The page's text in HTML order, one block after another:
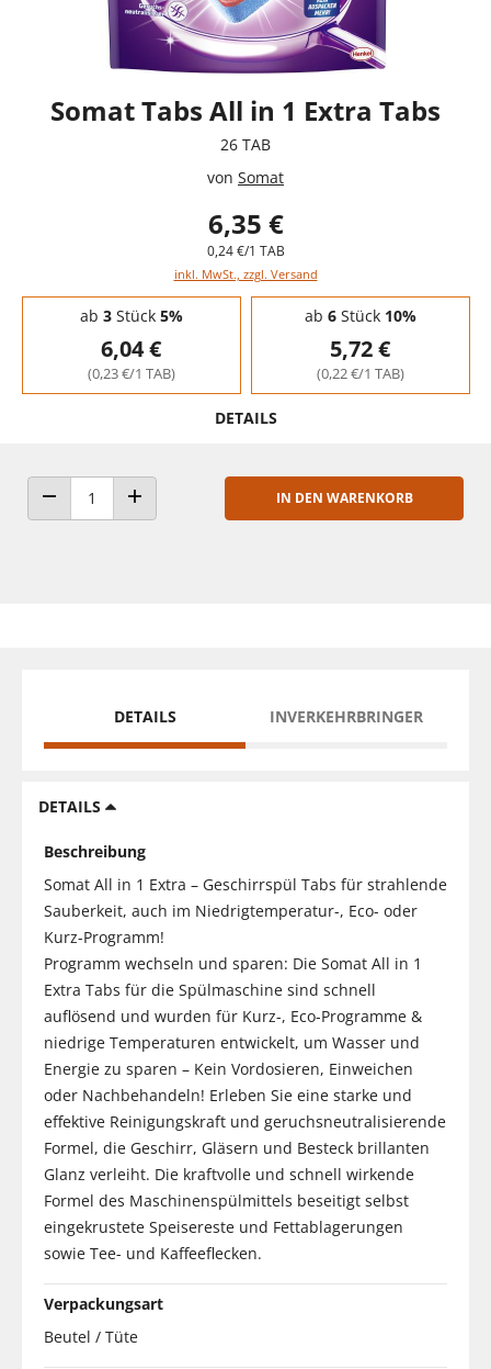
Somat Tabs All in 1 Extra Tabs
26 TAB
von Somat
6,35 €
0,24 €/1 TAB
inkl. MwSt., zzgl. Versand
Staffelpreise - Mengenrabatt
ab 3Stück 5%
6,04 €
(0,23 €/1 TAB)
ab 6Stück 10%
5,72 €
(0,22 €/1 TAB)
DETAILS
ANZAHL VERRINGERNANZAHL ERHÖHEN
IN DEN WARENKORB
DETAILS INVERKEHRBRINGER
DETAILS
Beschreibung
Somat All in 1 Extra – Geschirrspül Tabs für strahlende
Sauberkeit, auch im Niedrigtemperatur-, Eco- oder
Kurz-Programm!
Programm wechseln und sparen: Die Somat All in 1
Extra Tabs für die Spülmaschine sind schnell
auflösend und wurden für Kurz-, Eco-Programme &
niedrige Temperaturen entwickelt, um Wasser und
Energie zu sparen – Kein Vordosieren, Einweichen
oder Nachbehandeln! Erleben Sie eine starke und
effektive Reinigungskraft und geruchsneutralisierende
Formel, die Geschirr, Gläsern und Besteck brillanten
Glanz verleiht. Die kraftvolle und schnell wirkende
Formel des Maschinenspülmittels beseitigt selbst
eingekrustete Speisereste und Fettablagerungen
sowie Tee- und Kaffeeflecken.
Verpackungsart
Beutel / Tüte